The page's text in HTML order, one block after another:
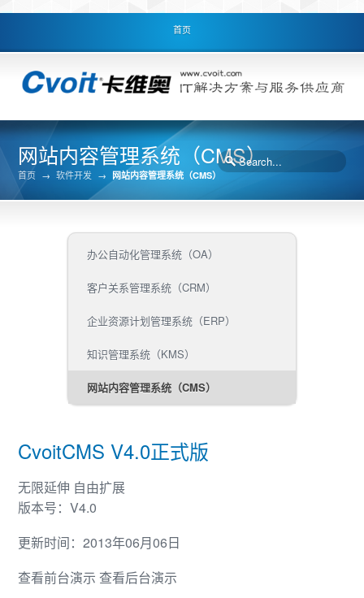
首页
网站内容管理系统（CMS）
首页 → 软件开发 → 网站内容管理系统（CMS）
办公自动化管理系统（OA）
客户关系管理系统（CRM）
企业资源计划管理系统（ERP）
知识管理系统（KMS）
网站内容管理系统（CMS）
CvoitCMS V4.0正式版
无限延伸 自由扩展
版本号：V4.0
更新时间：2013年06月06日
查看前台演示 查看后台演示